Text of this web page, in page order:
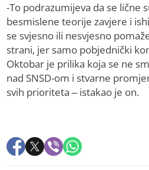
-To podrazumijeva da se lične
besmislene teorije zavjere i
se svjesno ili nesvjesno
strani, jer samo pobjednički
Oktobar je prilika koja se ne
nad SNSD-om i stvarne
svih prioriteta – istakao je on.